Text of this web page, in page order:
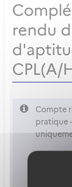
rendu
CPL(A/
Compte
pratique